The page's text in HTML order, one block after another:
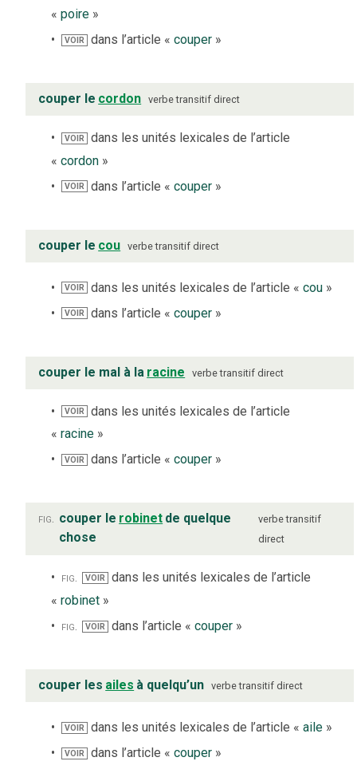
« poire »
VOIR dans l’article «couper »
couper le cordon verbe transitif direct
VOIR
dans les unités lexicales de l’article
« cordon »
VOIR dans l’article «couper »
couper le cou verbe transitif direct
VOIR dans les unités lexicales de l’article «cou »
VOIR dans l’article «couper »
couper le mal à la racine verbe transitif direct
VOIR
dans les unités lexicales de l’article
« racine »
VOIR dans l’article «couper »
fig. couper le robinet de quelque
chose
verbe transitif
direct
fig. VOIR
dans les unités lexicales de l’article
« robinet »
fig.
VOIR dans l’article « couper»
couper les ailes à quelqu’un verbe transitif direct
VOIR dans les unités lexicales de l’article «aile »
VOIR dans l’article «couper »